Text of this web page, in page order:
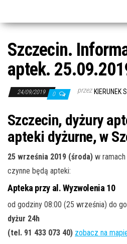
Szczecin.
aptek.
24/09/2019 0 przez KIERUNEK
Szczecin, dyżury
apteki dyżurne, w
25 września 2019 (środa) w
czynne będą apteki:
Apteka przy al. Wyzwolenia 10
od godziny 08:00 (25 września) do
dyżur 24h
(tel. 91 433 073 40) zobacz na